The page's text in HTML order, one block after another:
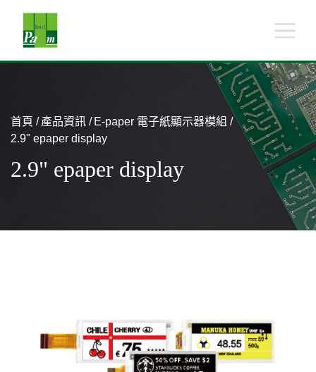
首頁 產品資訊
E-paper 電子紙顯示器模組
2.9" epaper display
2.9" epaper display